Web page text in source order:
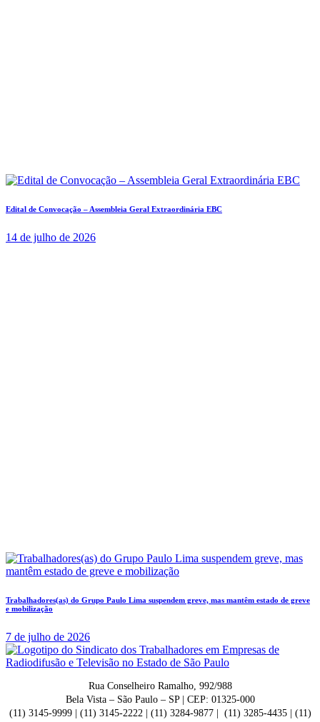
Edital de Convocação – Assembleia Geral Extraordinária EBC
14 de julho de 2026
Trabalhadores(as) do Grupo Paulo Lima suspendem greve, mas mantêm estado de greve
e mobilização
7 de julho de 2026
Rua Conselheiro Ramalho, 992/988
Bela Vista – São Paulo – SP | CEP: 01325-000
(11) 3145-9999 | (11) 3145-2222 | (11) 3284-9877 | (11) 3285-4435 | (11)